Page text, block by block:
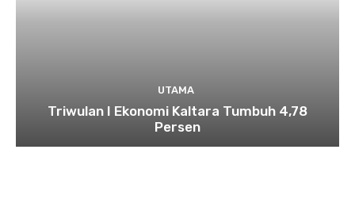
UTAMA
Triwulan I Ekonomi Kaltara Tumbuh 4,78
Persen